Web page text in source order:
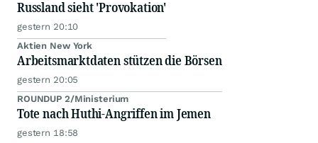
Russland sieht 'Provokation'
gestern 20:10
Aktien New York
Arbeitsmarktdaten stützen die Börsen
gestern 20:05
ROUNDUP 2/Ministerium
Tote nach Huthi-Angriffen im Jemen
gestern 18:58